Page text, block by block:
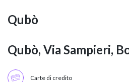
Qubò
Qubò, Via Sampieri,
Carte di credito